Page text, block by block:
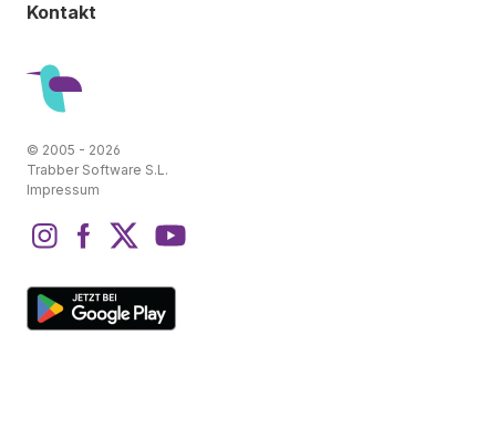
Kontakt
© 2005 - 2026
Trabber Software S.L.
Impressum